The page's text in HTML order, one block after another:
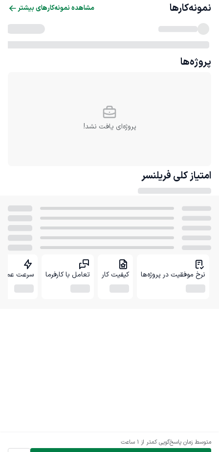
متوسط زمان پاسخ‌گویی کمتر از 1 ساعت
نمونه‌کارها مشاهده نمونه‌کارهای بیشتر
پروژه‌ها
پروژه‌ای یافت نشد!
امتیاز کلی فریلنسر
نرخ موفقیت در پروژه‌ها کیفیت کار تعامل با کارفرما سرعت عمل